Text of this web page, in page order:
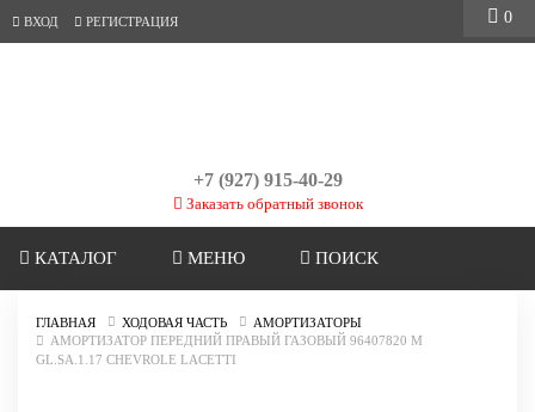
ВХОД РЕГИСТРАЦИЯ
+7 (927) 915-40-29
Заказать обратный звонок
КАТАЛОГ МЕНЮ ПОИСК
ГЛАВНАЯ ХОДОВАЯ ЧАСТЬ
АМОРТИЗАТОРЫ
АМОРТИЗАТОР ПЕРЕДНИЙ ПРАВЫЙ ГАЗОВЫЙ 96407820 M
GL.SA.1.17 CHEVROLE LACETTI
0